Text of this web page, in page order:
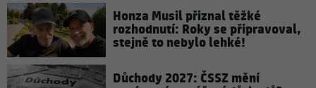
Honza Musil přiznal těžké
rozhodnutí: Roky se připravoval,
stejně to nebylo lehké!
Důchody 2027: ČSSZ mění